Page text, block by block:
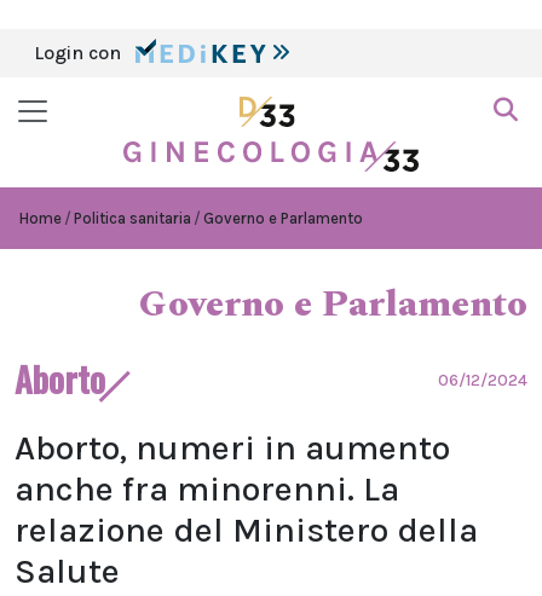
Login con
Home Politica sanitaria Governo e Parlamento
Governo e Parlamento
Aborto 06/12/2024
Aborto, numeri in aumento
anche fra minorenni. La
relazione del Ministero della
Salute